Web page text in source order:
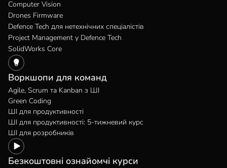
Computer Vision
Drones Firmware
Defence Tech для нетехнічних спеціалістів
Project Management у Defence Tech
SolidWorks Core
Воркшопи для команд
Agile, Scrum та Kanban з ШІ
Green Coding
ШІ для продуктивності
ШІ для продуктивності: 5-тижневий курс
ШІ для розробників
Безкоштовні ознайомчі курси